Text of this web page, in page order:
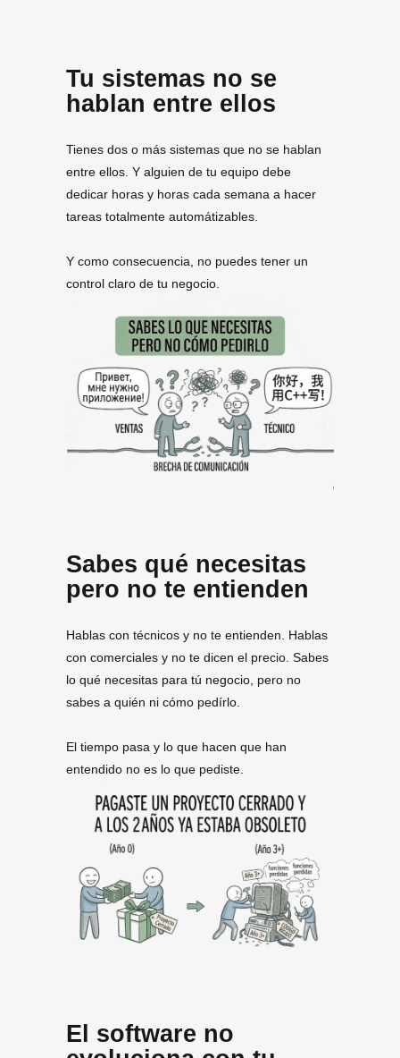
Tu sistemas no se
hablan entre ellos
Tienes dos o más sistemas que no se hablan
entre ellos. Y alguien de tu equipo debe
dedicar horas y horas cada semana a hacer
tareas totalmente automátizables.
Y como consecuencia, no puedes tener un
control claro de tu negocio.
Sabes qué necesitas
pero no te entienden
Hablas con técnicos y no te entienden. Hablas
con comerciales y no te dicen el precio. Sabes
lo qué necesitas para tú negocio, pero no
sabes a quién ni cómo pedírlo.
El tiempo pasa y lo que hacen que han
entendido no es lo que pediste.
El software no